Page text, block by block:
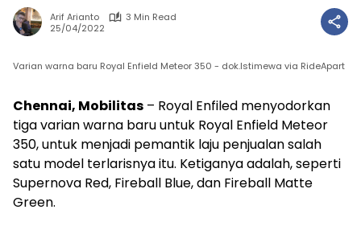
Arif Arianto
3 Min Read
25/04/2022
Varian warna baru Royal Enfield Meteor 350 - dok.Istimewa via RideApart
Chennai, Mobilitas – Royal Enfiled menyodorkan
tiga varian warna baru untuk Royal Enfield Meteor
350, untuk menjadi pemantik laju penjualan salah
satu model terlarisnya itu. Ketiganya adalah, seperti
Supernova Red, Fireball Blue, dan Fireball Matte
Green.